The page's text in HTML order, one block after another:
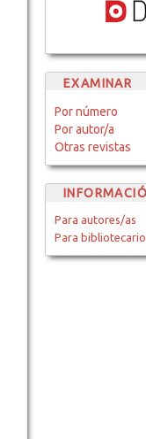
EXAMINAR
Por número
Por autor/a
Otras revistas
Para autores/as
Para